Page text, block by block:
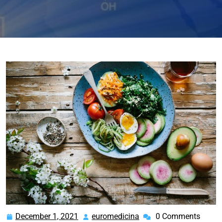
December 1, 2021
December
euromedicina euromedicina
0 Comments